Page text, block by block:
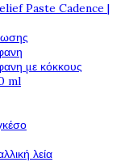
Paste Cadence |
με κόκκους
ml
λεία